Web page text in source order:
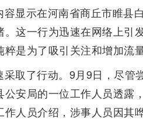
显示在河南省商丘市睢县
这一行为迅速在网络上引
是为了吸引关注和增加流量
取了行动。9月9日，尽管
安局的一位工作人员透露
人员介绍，涉事人员因其